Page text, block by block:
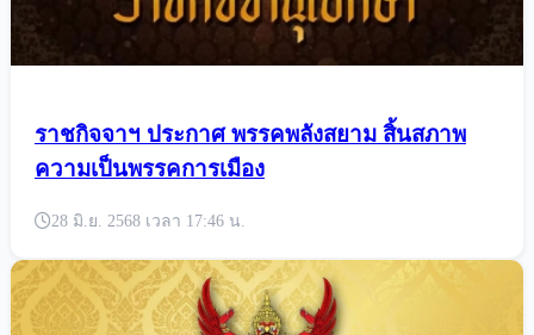
ราชกิจจาฯ ประกาศ พรรคพลังสยาม สิ้นสภาพ
ความเป็นพรรคการเมือง
28 มิ.ย. 2568 เวลา 17:46 น.